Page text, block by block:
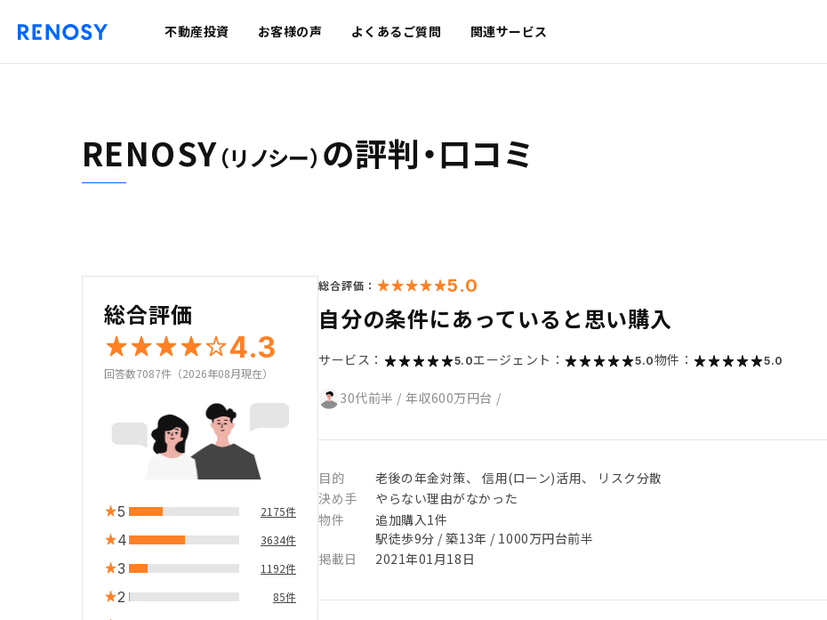
不動産投資 お客様の声 よくあるご質問 関連サービス
RENOSY（リノシー） の評判・口コミ
総合評価
4.3
回答数7087件（2026年08月現在）
5 2175件
4 3634件
3 1192件
2 85件
総合評価： 5.0
自分の条件にあっていると思い購入
サービス： 5.0エージェント： 5.0物件： 5.0
30代前半 / 年収600万円台 /
目的
老後の年金対策、 信用(ローン)活用、 リスク分散
決め手
やらない理由がなかった
物件
追加購入1件
駅徒歩9分 / 築13年 / 1000万円台前半
掲載日
2021年01月18日